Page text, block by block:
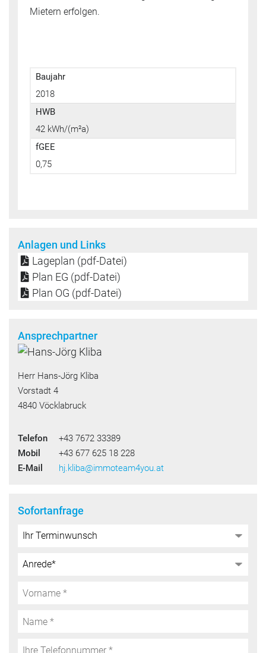
Mietern erfolgen.
Baujahr
2018
HWB
42 kWh/(m²a)
fGEE
0,75
Anlagen und Links
Lageplan (pdf-Datei)
Plan EG (pdf-Datei)
Plan OG (pdf-Datei)
Ansprechpartner
Herr Hans-Jörg Kliba
Vorstadt 4
4840 Vöcklabruck
Telefon
+43 7672 33389
Mobil
+43 677 625 18 228
E-Mail
hj.kliba@immoteam4you.at
Sofortanfrage